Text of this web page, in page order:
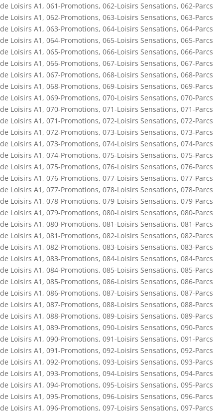
de Loisirs A1 , 061-Promotions, 062-Loisirs Sensations, 062-Parcs
de Loisirs A1 , 062-Promotions, 063-Loisirs Sensations, 063-Parcs
de Loisirs A1 , 063-Promotions, 064-Loisirs Sensations, 064-Parcs
de Loisirs A1 , 064-Promotions, 065-Loisirs Sensations, 065-Parcs
de Loisirs A1 , 065-Promotions, 066-Loisirs Sensations, 066-Parcs
de Loisirs A1 , 066-Promotions, 067-Loisirs Sensations, 067-Parcs
de Loisirs A1 , 067-Promotions, 068-Loisirs Sensations, 068-Parcs
de Loisirs A1 , 068-Promotions, 069-Loisirs Sensations, 069-Parcs
de Loisirs A1 , 069-Promotions, 070-Loisirs Sensations, 070-Parcs
de Loisirs A1 , 070-Promotions, 071-Loisirs Sensations, 071-Parcs
de Loisirs A1 , 071-Promotions, 072-Loisirs Sensations, 072-Parcs
de Loisirs A1 , 072-Promotions, 073-Loisirs Sensations, 073-Parcs
de Loisirs A1 , 073-Promotions, 074-Loisirs Sensations, 074-Parcs
de Loisirs A1 , 074-Promotions, 075-Loisirs Sensations, 075-Parcs
de Loisirs A1 , 075-Promotions, 076-Loisirs Sensations, 076-Parcs
de Loisirs A1 , 076-Promotions, 077-Loisirs Sensations, 077-Parcs
de Loisirs A1 , 077-Promotions, 078-Loisirs Sensations, 078-Parcs
de Loisirs A1 , 078-Promotions, 079-Loisirs Sensations, 079-Parcs
de Loisirs A1 , 079-Promotions, 080-Loisirs Sensations, 080-Parcs
de Loisirs A1 , 080-Promotions, 081-Loisirs Sensations, 081-Parcs
de Loisirs A1 , 081-Promotions, 082-Loisirs Sensations, 082-Parcs
de Loisirs A1 , 082-Promotions, 083-Loisirs Sensations, 083-Parcs
de Loisirs A1 , 083-Promotions, 084-Loisirs Sensations, 084-Parcs
de Loisirs A1 , 084-Promotions, 085-Loisirs Sensations, 085-Parcs
de Loisirs A1 , 085-Promotions, 086-Loisirs Sensations, 086-Parcs
de Loisirs A1 , 086-Promotions, 087-Loisirs Sensations, 087-Parcs
de Loisirs A1 , 087-Promotions, 088-Loisirs Sensations, 088-Parcs
de Loisirs A1 , 088-Promotions, 089-Loisirs Sensations, 089-Parcs
de Loisirs A1 , 089-Promotions, 090-Loisirs Sensations, 090-Parcs
de Loisirs A1 , 090-Promotions, 091-Loisirs Sensations, 091-Parcs
de Loisirs A1 , 091-Promotions, 092-Loisirs Sensations, 092-Parcs
de Loisirs A1 , 092-Promotions, 093-Loisirs Sensations, 093-Parcs
de Loisirs A1 , 093-Promotions, 094-Loisirs Sensations, 094-Parcs
de Loisirs A1 , 094-Promotions, 095-Loisirs Sensations, 095-Parcs
de Loisirs A1 , 095-Promotions, 096-Loisirs Sensations, 096-Parcs
de Loisirs A1 , 096-Promotions, 097-Loisirs Sensations, 097-Parcs